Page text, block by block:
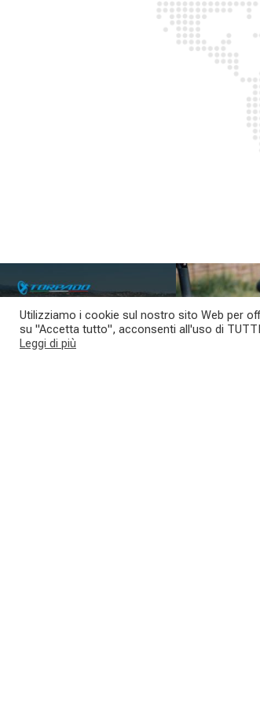
IBF sta per...
17 1
Kepler R è la
27
Utilizziamo i cookie sul nostro sito Web per
su "Accetta tutto", acconsenti all'uso di
Leggi di più